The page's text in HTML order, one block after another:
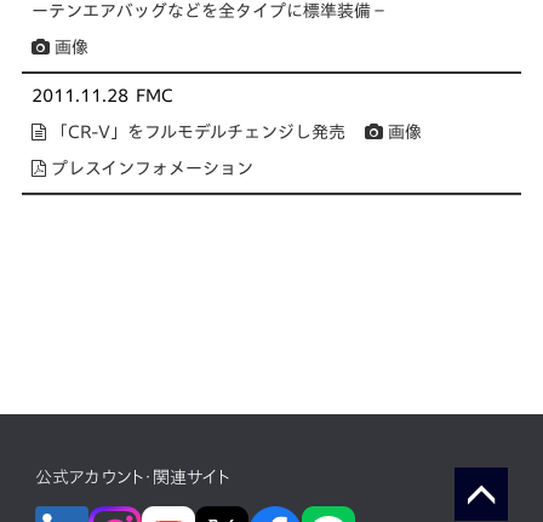
ーテンエアバッグなどを全タイプに標準装備－
画像
2011.11.28 FMC
「CR-V」をフルモデルチェンジし発売 画像
プレスインフォメーション
公式アカウント・関連サイト